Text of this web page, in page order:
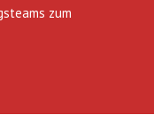
zum